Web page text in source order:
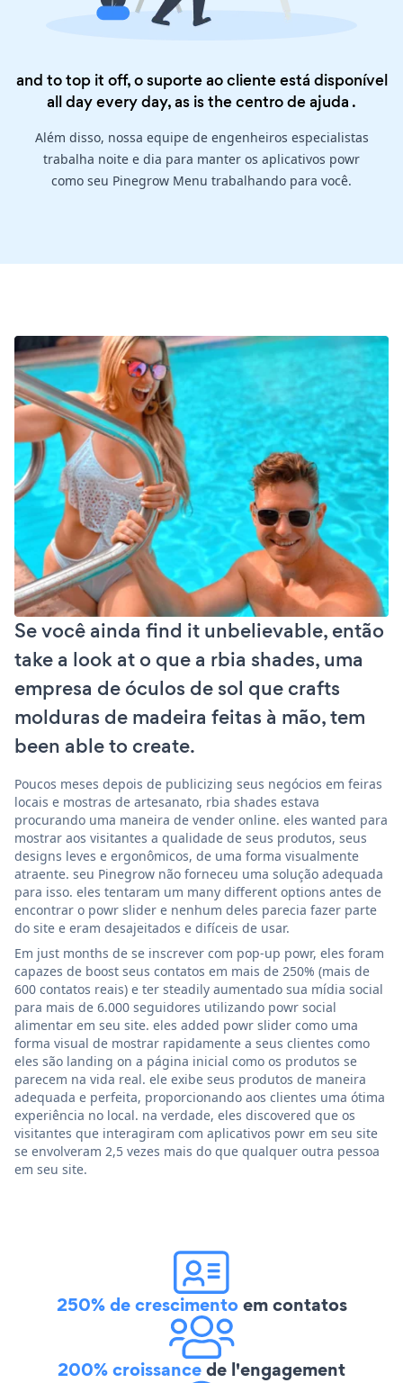
and to top it off, o suporte ao cliente está disponível
all day every day, as is thecentro de ajuda .
Além disso, nossa equipe de engenheiros especialistas
trabalha noite e dia para manter os aplicativos powr
como seu Pinegrow Menu trabalhando para você.
Se você ainda find it unbelievable, então
take a look at o que a rbia shades, uma
empresa de óculos de sol que crafts
molduras de madeira feitas à mão, tem
been able to create.
Poucos meses depois de publicizing seus negócios em feiras
locais e mostras de artesanato, rbia shades estava
procurando uma maneira de vender online. eles wanted para
mostrar aos visitantes a qualidade de seus produtos, seus
designs leves e ergonômicos, de uma forma visualmente
atraente. seu Pinegrow não forneceu uma solução adequada
para isso. eles tentaram um many different options antes de
encontrar o powr slider e nenhum deles parecia fazer parte
do site e eram desajeitados e difíceis de usar.
Em just months de se inscrever com pop-up powr, eles foram
capazes de boost seus contatos em mais de 250% (mais de
600 contatos reais) e ter steadily aumentado sua mídia social
para mais de 6.000 seguidores utilizando powr social
alimentar em seu site. eles added powr slider como uma
forma visual de mostrar rapidamente a seus clientes como
eles são landing on a página inicial como os produtos se
parecem na vida real. ele exibe seus produtos de maneira
adequada e perfeita, proporcionando aos clientes uma ótima
experiência no local. na verdade, eles discovered que os
visitantes que interagiram com aplicativos powr em seu site
se envolveram 2,5 vezes mais do que qualquer outra pessoa
em seu site.
250% de crescimentoem contatos
200% croissancede l'engagement